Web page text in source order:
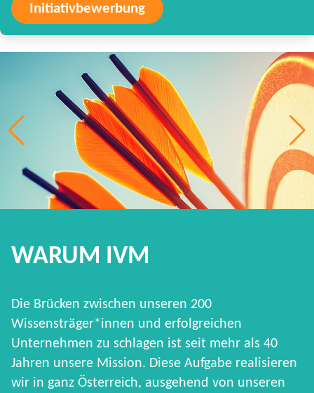
Initiativbewerbung
WARUM IVM
Die Brücken zwischen unseren 200
Wissensträger*innen und erfolgreichen
Unternehmen zu schlagen ist seit mehr als 40
Jahren unsere Mission. Diese Aufgabe realisieren
wir in ganz Österreich, ausgehend von unseren